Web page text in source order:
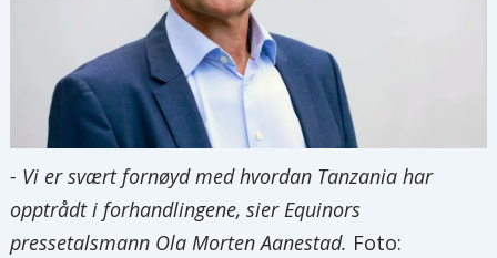
- Vi er svært fornøyd med hvordan Tanzania har
opptrådt i forhandlingene, sier Equinors
pressetalsmann Ola Morten Aanestad. Foto: